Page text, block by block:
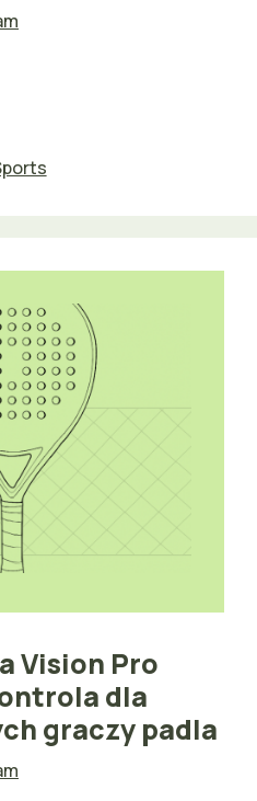
Vision Pro
dla
graczy padla